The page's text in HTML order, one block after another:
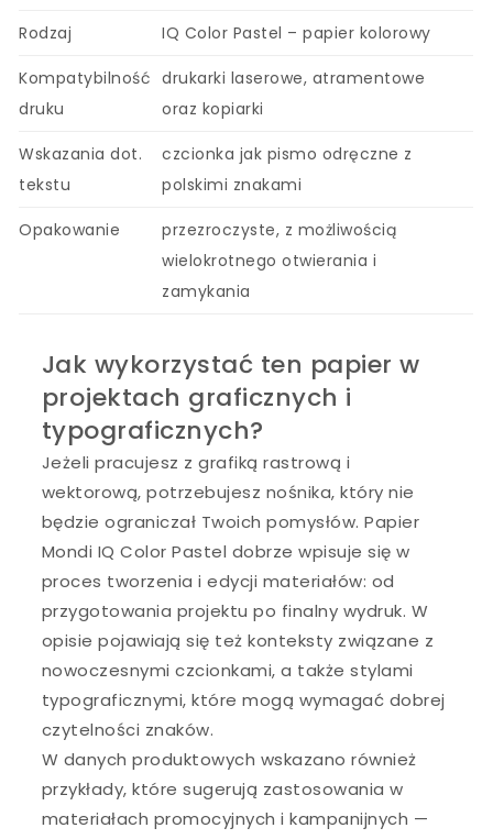
Rodzaj IQ Color Pastel – papier kolorowy
Kompatybilność
druku
drukarki laserowe, atramentowe
oraz kopiarki
Wskazania dot.
tekstu
czcionka jak pismo odręczne z
polskimi znakami
Opakowanie
przezroczyste, z możliwością
wielokrotnego otwierania i
zamykania
Jak wykorzystać ten papier w
projektach graficznych i
typograficznych?
Jeżeli pracujesz z grafiką rastrową i
wektorową, potrzebujesz nośnika, który nie
będzie ograniczał Twoich pomysłów. Papier
Mondi IQ Color Pastel dobrze wpisuje się w
proces tworzenia i edycji materiałów: od
przygotowania projektu po finalny wydruk. W
opisie pojawiają się też konteksty związane z
nowoczesnymi czcionkami, a także stylami
typograficznymi, które mogą wymagać dobrej
czytelności znaków.
W danych produktowych wskazano również
przykłady, które sugerują zastosowania w
materiałach promocyjnych i kampanijnych —